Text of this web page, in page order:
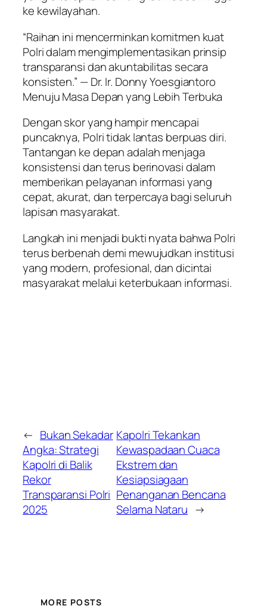
ke kewilayahan.
“Raihan ini mencerminkan komitmen kuat
Polri dalam mengimplementasikan prinsip
transparansi dan akuntabilitas secara
konsisten.” — Dr. Ir. Donny Yoesgiantoro
Menuju Masa Depan yang Lebih Terbuka
Dengan skor yang hampir mencapai
puncaknya, Polri tidak lantas berpuas diri.
Tantangan ke depan adalah menjaga
konsistensi dan terus berinovasi dalam
memberikan pelayanan informasi yang
cepat, akurat, dan terpercaya bagi seluruh
lapisan masyarakat.
Langkah ini menjadi bukti nyata bahwa Polri
terus berbenah demi mewujudkan institusi
yang modern, profesional, dan dicintai
masyarakat melalui keterbukaan informasi.
← Bukan Sekadar
Angka: Strategi
Kapolri di Balik
Rekor
Transparansi Polri
2025
Kapolri Tekankan
Kewaspadaan Cuaca
Ekstrem dan
Kesiapsiagaan
Penanganan Bencana
Selama Nataru →
MORE POSTS